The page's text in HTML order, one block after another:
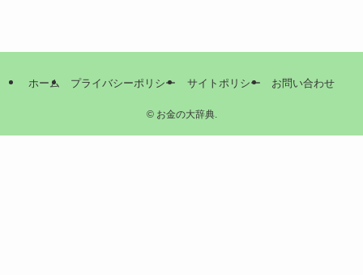
ホーム プライバシーポリシー サイトポリシー お問い合わせ
©お金の大辞典.